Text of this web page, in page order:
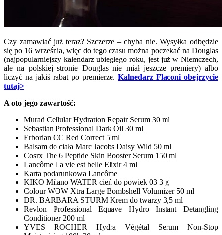
Czy zamawiać już teraz? Szczerze – chyba nie. Wysyłka odbędzie
się po 16 września, więc do tego czasu można poczekać na Douglas
(najpopularniejszy kalendarz ubiegłego roku, jest już w Niemczech,
ale na polskiej stronie Douglas nie miał jeszcze premiery) albo
liczyć na jakiś rabat po premierze. Kalnedarz Flaconi obejrzycie
tutaj>
A oto jego zawartość:
Murad Cellular Hydration Repair Serum 30 ml
Sebastian Professional Dark Oil 30 ml
Erborian CC Red Correct 5 ml
Balsam do ciała Marc Jacobs Daisy Wild 50 ml
Cosrx The 6 Peptide Skin Booster Serum 150 ml
Lancôme La vie est belle Elixir 4 ml
Karta podarunkowa Lancôme
KIKO Milano WATER cień do powiek 03 3 g
Colour WOW Xtra Large Bombshell Volumizer 50 ml
DR. BARBARA STURM Krem do twarzy 3,5 ml
Revlon Professional Equave Hydro Instant Detangling
Conditioner 200 ml
YVES ROCHER Hydra Végétal Serum Non-Stop